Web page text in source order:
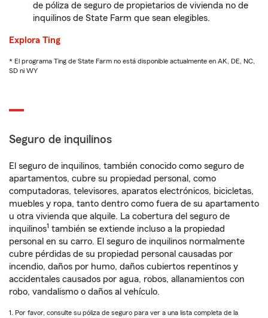
de póliza de seguro de propietarios de vivienda no de
inquilinos de State Farm que sean elegibles.
Explora Ting
* El programa Ting de State Farm no está disponible actualmente en AK, DE, NC,
SD ni WY
Seguro de inquilinos
El seguro de inquilinos, también conocido como seguro de
apartamentos, cubre su propiedad personal, como
computadoras, televisores, aparatos electrónicos, bicicletas,
muebles y ropa, tanto dentro como fuera de su apartamento
u otra vivienda que alquile. La cobertura del seguro de
inquilinos1 también se extiende incluso a la propiedad
personal en su carro. El seguro de inquilinos normalmente
cubre pérdidas de su propiedad personal causadas por
incendio, daños por humo, daños cubiertos repentinos y
accidentales causados por agua, robos, allanamientos con
robo, vandalismo o daños al vehículo.
1. Por favor, consulte su póliza de seguro para ver a una lista completa de la